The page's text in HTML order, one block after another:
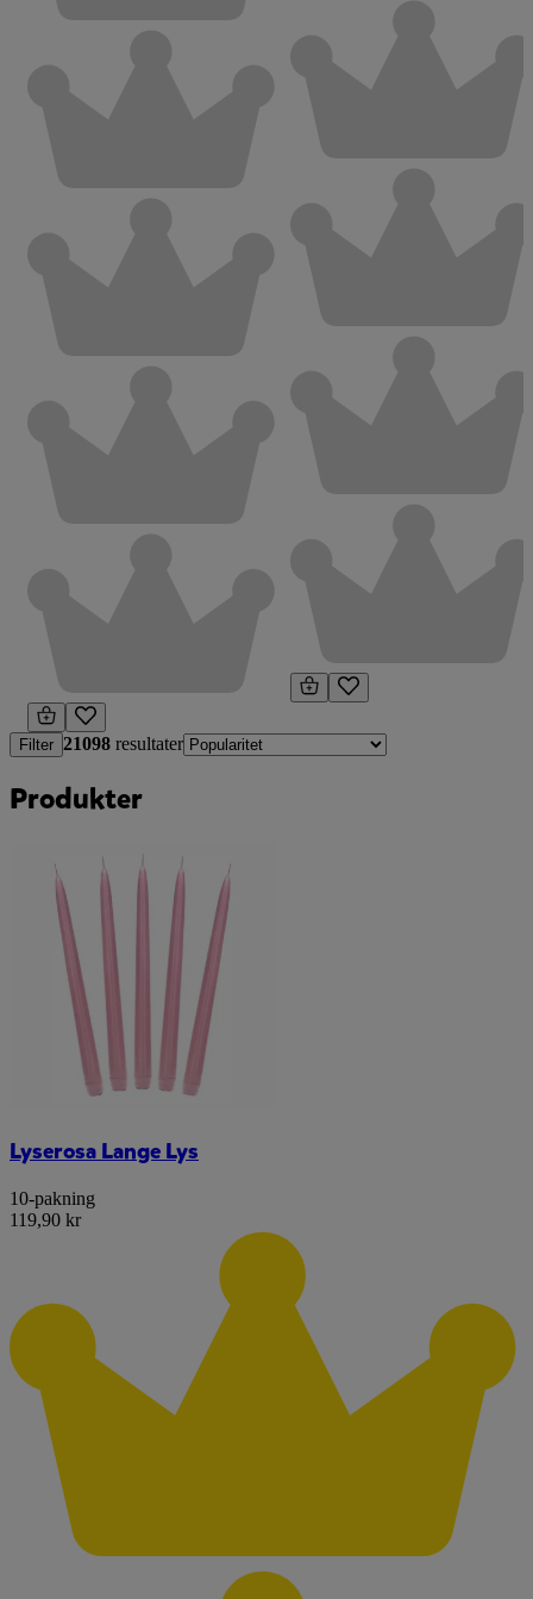
Filter 21098 resultater
Produkter
Lyserosa Lange Lys
10-pakning
119,90 kr